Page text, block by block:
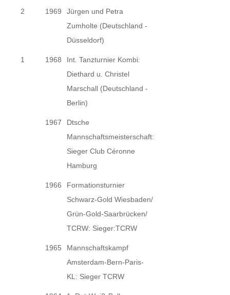
2 1969
Jürgen und Petra
Zumholte (Deutschland -
Düsseldorf)
1 1968
Int. Tanzturnier Kombi:
Diethard u. Christel
Marschall (Deutschland -
Berlin)
1967
Dtsche
Mannschaftsmeisterschaft:
Sieger Club Céronne
Hamburg
1966
Formationsturnier
Schwarz-Gold Wiesbaden/
Grün-Gold-Saarbrücken/
TCRW: Sieger:TCRW
1965
Mannschaftskampf
Amsterdam-Bern-Paris-
KL: Sieger TCRW